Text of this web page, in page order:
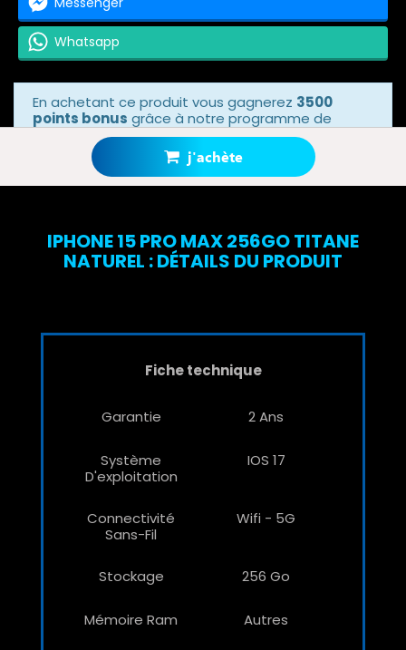
j'achète
Whatsapp
En achetant ce produit vous gagnerez 3500
points bonus grâce à notre programme de
fidélité. Votre panier totalisera3500 points
IPHONE 15 PRO MAX 256GO TITANE
NATUREL : DÉTAILS DU PRODUIT
Fiche technique
Garantie 2 Ans
Système
D'exploitation
IOS 17
Connectivité
Sans-Fil
Wifi - 5G
Stockage 256 Go
Mémoire Ram Autres